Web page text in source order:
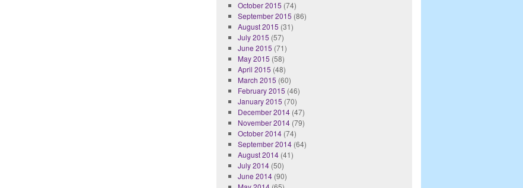
October 2015 (74)
September 2015 (86)
August 2015 (31)
July 2015 (57)
June 2015 (71)
May 2015 (58)
April 2015 (48)
March 2015 (60)
February 2015 (46)
January 2015 (70)
December 2014(47)
November 2014(79)
October 2014(74)
September 2014(64)
August 2014(41)
July 2014(50)
June 2014(90)